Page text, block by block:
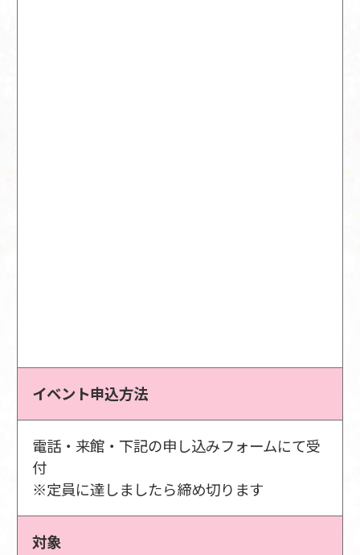
イベント申込方法
電話・来館・下記の申し込みフォームにて受
付
※定員に達しましたら締め切ります
対象